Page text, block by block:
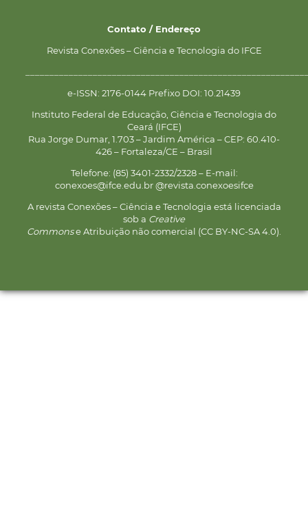
Contato / Endereço
Revista Conexões – Ciência e Tecnologia do IFCE
e-ISSN: 2176-0144 Prefixo DOI: 10.21439
Instituto Federal de Educação, Ciência e Tecnologia do
Ceará (IFCE)
Rua Jorge Dumar, 1.703 – Jardim América – CEP: 60.410-
426 – Fortaleza/CE – Brasil
Telefone: (85) 3401-2332/2328 – E-mail:
conexoes@ifce.edu.br @revista.conexoesifce
A revista Conexões – Ciência e Tecnologia está licenciada
sob a Creative
Commonse Atribuição não comercial (CC BY-NC-SA 4.0).